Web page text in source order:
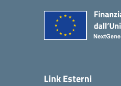
Link Esterni